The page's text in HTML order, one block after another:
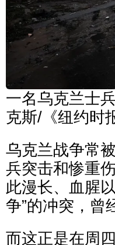
一名乌克兰士
克斯/《纽约时
乌克兰战争常
兵突击和惨重
此漫长、血腥
争”的冲突，曾
而这正是在周